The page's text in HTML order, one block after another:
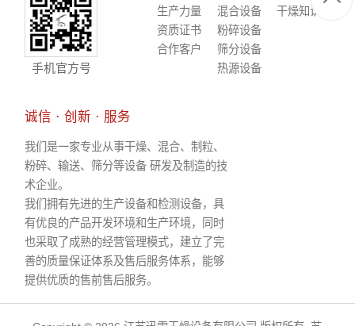
手机官方号
生产力量
资质证书
合作客户
混合设备
粉碎设备
筛分设备
热源设备
干燥知识
诚信 · 创新 · 服务
我们是一家专业从事干燥、混合、制粒、
粉碎、输送、筛分等设备 研发及制造的技
术企业。
我们拥有先进的生产设备和检测设备，具
有优良的产品开发环境和生产环境，同时
也采取了成熟的经营管理模式，建立了完
善的质量保证体系及售后服务体系，能够
提供优质的售前售后服务。